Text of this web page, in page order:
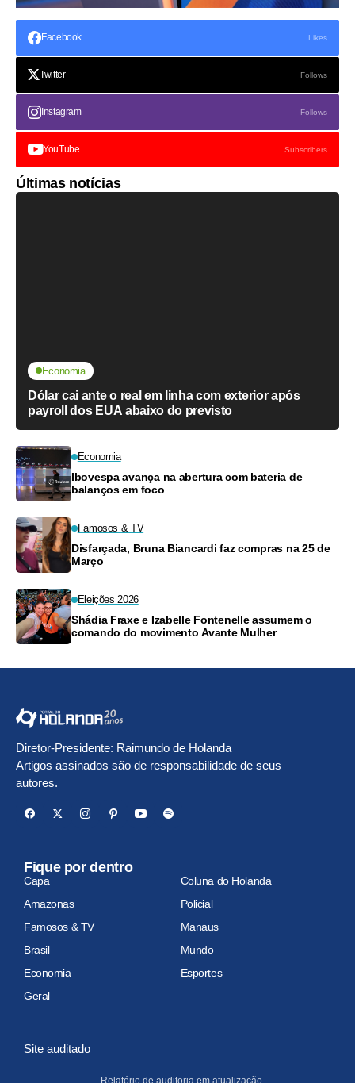
Facebook Likes
Twitter Follows
Instagram Follows
YouTube Subscribers
Últimas notícias
Economia
Dólar cai ante o real em linha com exterior após
payroll dos EUA abaixo do previsto
Economia
Ibovespa avança na abertura com bateria de
balanços em foco
Famosos & TV
Disfarçada, Bruna Biancardi faz compras na 25 de
Março
Eleições 2026
Shádia Fraxe e Izabelle Fontenelle assumem o
comando do movimento Avante Mulher
Diretor-Presidente: Raimundo de Holanda
Artigos assinados são de responsabilidade de seus
autores.
Fique por dentro
Capa
Coluna do Holanda
Amazonas
Policial
Famosos & TV
Manaus
Brasil
Mundo
Economia
Esportes
Geral
Site auditado